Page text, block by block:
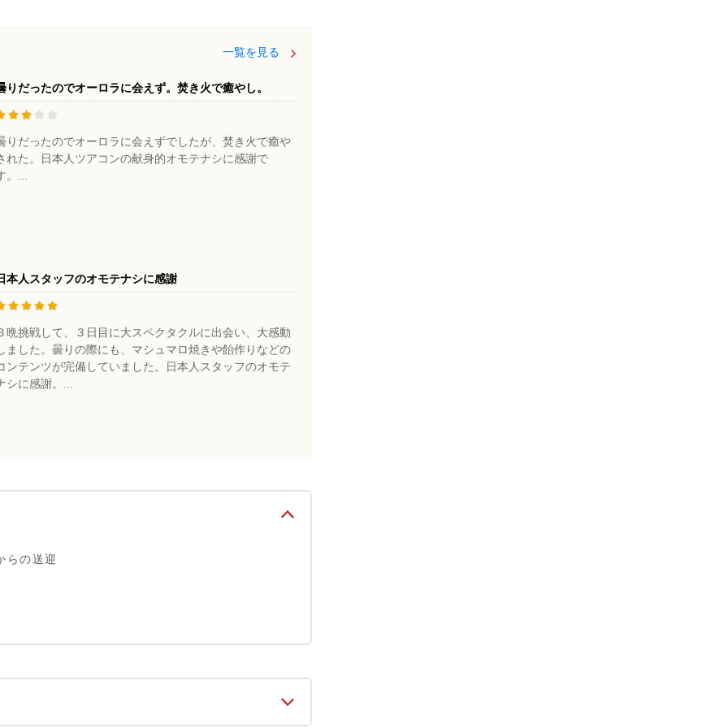
一覧を見る
りだったのでオーロラに会えず。焚き火で癒やし。
りだったのでオーロラに会えずでしたが、焚き火で癒や
れた。日本人ツアコンの献身的オモテナシに感謝で
。...
本人スタッフのオモテナシに感謝
晩挑戦して、３日目に大スペクタクルに出会い、大感動
ました。曇りの際にも、マシュマロ焼きや飴作りなどの
ンテンツが完備していました。日本人スタッフのオモテ
シに感謝。...
らの送迎